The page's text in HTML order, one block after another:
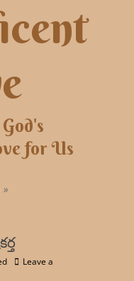
for Us
»
Leave a